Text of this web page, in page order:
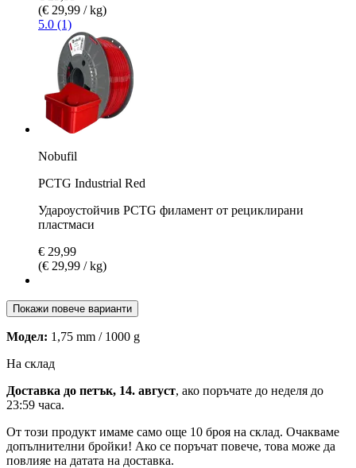
(€ 29,99 / kg)
5.0 (1)
Nobufil
PCTG Industrial Red
Удароустойчив PCTG филамент от рециклирани
пластмаси
€ 29,99
(€ 29,99 / kg)
Покажи повече варианти
Модел: 1,75 mm / 1000 g
На склад
Доставка до петък, 14. август, ако поръчате до неделя до
23:59 часа.
От този продукт имаме само още 10 броя на склад. Очакваме
допълнителни бройки! Ако се поръчат повече, това може да
повлияе на датата на доставка.